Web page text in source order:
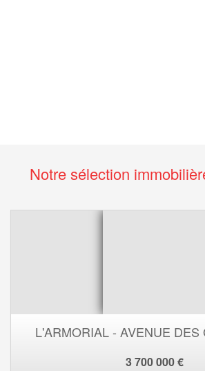
Notre sélection
L'ARMORIAL - AVENUE DES
3 700 000 €